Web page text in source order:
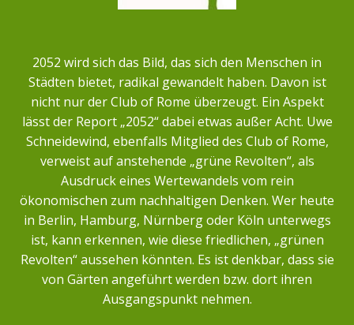
2052 wird sich das Bild, das sich den Menschen in
Städten bietet, radikal gewandelt haben. Davon ist
nicht nur der Club of Rome überzeugt. Ein Aspekt
lässt der Report „2052“ dabei etwas außer Acht. Uwe
Schneidewind, ebenfalls Mitglied des Club of Rome,
verweist auf anstehende „grüne Revolten“, als
Ausdruck eines Wertewandels vom rein
ökonomischen zum nachhaltigen Denken. Wer heute
in Berlin, Hamburg, Nürnberg oder Köln unterwegs
ist, kann erkennen, wie diese friedlichen, „grünen
Revolten“ aussehen könnten. Es ist denkbar, dass sie
von Gärten angeführt werden bzw. dort ihren
Ausgangspunkt nehmen.